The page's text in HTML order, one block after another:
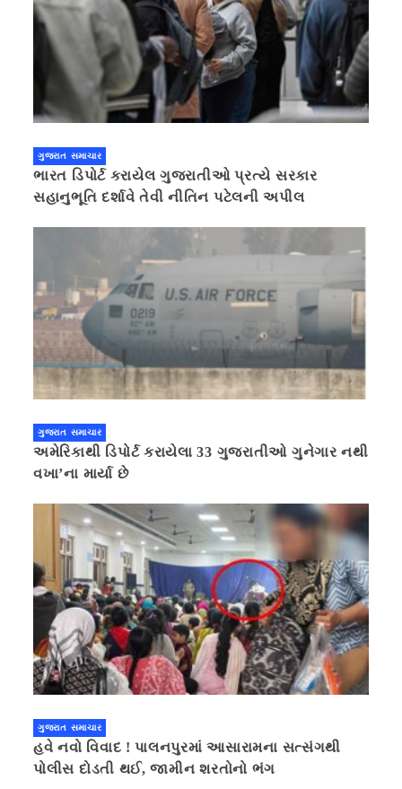
ગુજરાત સમાચાર
ભારત ડિપોર્ટ કરાયેલ ગુજરાતીઓ પ્રત્યે સરકાર
સહાનુભૂતિ દર્શાવે તેવી નીતિન પટેલની અપીલ
ગુજરાત સમાચાર
અમેરિકાથી ડિપોર્ટ કરાયેલા 33 ગુજરાતીઓ ગુનેગાર નથી
વખા’ના માર્યા છે
ગુજરાત સમાચાર
હવે નવો વિવાદ ! પાલનપુરમાં આસારામના સત્સંગથી
પોલીસ દોડતી થઈ, જામીન શરતોનો ભંગ